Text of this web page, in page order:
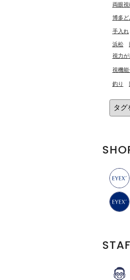
両眼視
博多ど
手入れ
浜松
視力
視機能
釣り